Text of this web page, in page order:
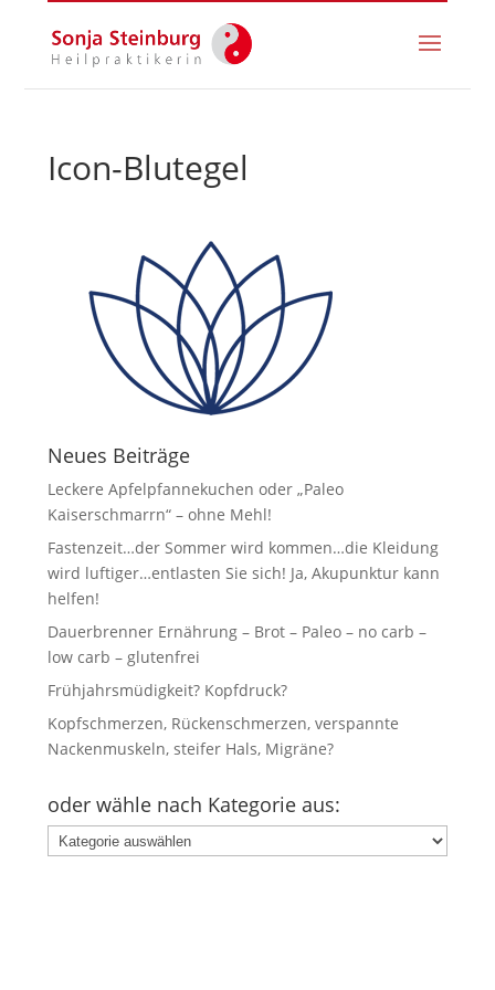
Icon-Blutegel
Neues Beiträge
Leckere Apfelpfannekuchen oder „Paleo
Kaiserschmarrn“ – ohne Mehl!
Fastenzeit…der Sommer wird kommen…die Kleidung
wird luftiger…entlasten Sie sich! Ja, Akupunktur kann
helfen!
Dauerbrenner Ernährung – Brot – Paleo – no carb –
low carb – glutenfrei
Frühjahrsmüdigkeit? Kopfdruck?
Kopfschmerzen, Rückenschmerzen, verspannte
Nackenmuskeln, steifer Hals, Migräne?
oder wähle nach Kategorie aus:
oder
wähle